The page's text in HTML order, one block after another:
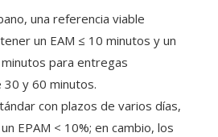
una referencia viable
un EAM ≤ 10 minutos y un
para entregas
y 60 minutos.
con plazos de varios días,
EPAM < 10%; en cambio, los